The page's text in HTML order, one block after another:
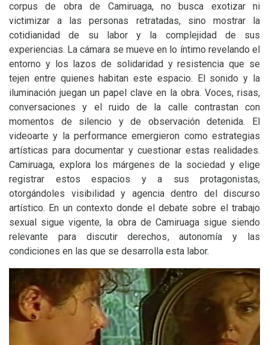
corpus de obra de Camiruaga, no busca exotizar ni
victimizar a las personas retratadas, sino mostrar la
cotidianidad de su labor y la complejidad de sus
experiencias. La cámara se mueve en lo íntimo revelando el
entorno y los lazos de solidaridad y resistencia que se
tejen entre quienes habitan este espacio. El sonido y la
iluminación juegan un papel clave en la obra. Voces, risas,
conversaciones y el ruido de la calle contrastan con
momentos de silencio y de observación detenida. El
videoarte y la performance emergieron como estrategias
artísticas para documentar y cuestionar estas realidades.
Camiruaga, explora los márgenes de la sociedad y elige
registrar estos espacios y a sus protagonistas,
otorgándoles visibilidad y agencia dentro del discurso
artístico. En un contexto donde el debate sobre el trabajo
sexual sigue vigente, la obra de Camiruaga sigue siendo
relevante para discutir derechos, autonomía y las
condiciones en las que se desarrolla esta labor.